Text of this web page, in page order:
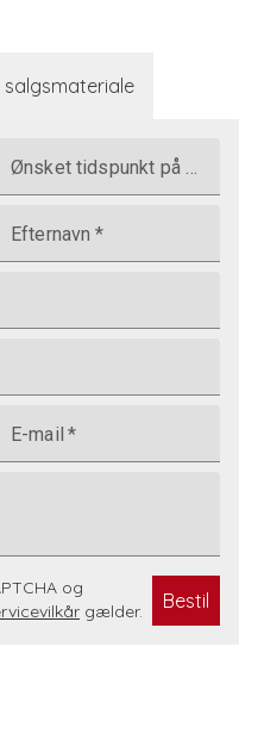
salgsmateriale
Ønsket tidspunkt på dagen
Efternavn *
E-mail *
og
gælder. Bestil